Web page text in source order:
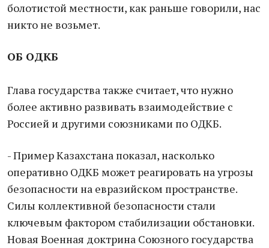
болотистой местности, как раньше говорили, нас
никто не возьмет.
ОБ ОДКБ
Глава государства также считает, что нужно
более активно развивать взаимодействие с
Россией и другими союзниками по ОДКБ.
- Пример Казахстана показал, насколько
оперативно ОДКБ может реагировать на угрозы
безопасности на евразийском пространстве.
Силы коллективной безопасности стали
ключевым фактором стабилизации обстановки.
Новая Военная доктрина Союзного государства